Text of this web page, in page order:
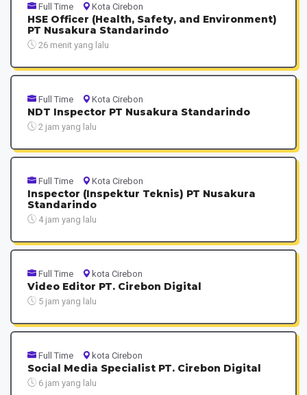
Full Time Kota Cirebon
HSE Officer (Health, Safety, and Environment)
PT Nusakura Standarindo
26 menit yang lalu
Full Time Kota Cirebon
NDT Inspector PT Nusakura Standarindo
2 jam yang lalu
Full Time Kota Cirebon
Inspector (Inspektur Teknis) PT Nusakura
Standarindo
4 jam yang lalu
Full Time kota Cirebon
Video Editor PT. Cirebon Digital
5 jam yang lalu
Full Time kota Cirebon
Social Media Specialist PT. Cirebon Digital
6 jam yang lalu